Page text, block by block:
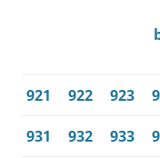
921 922 923
931 932 933